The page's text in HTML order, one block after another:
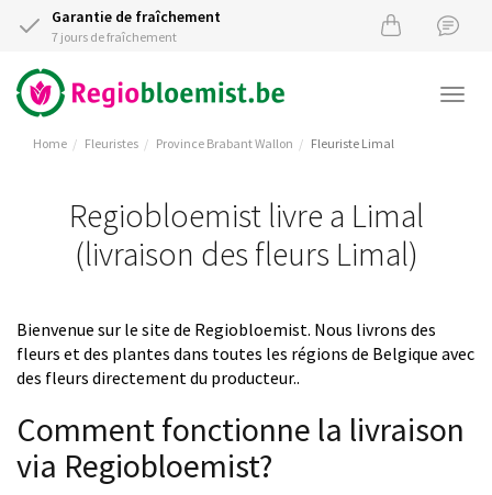
Garantie de fraîchement
7 jours de fraîchement
Home Fleuristes Province Brabant Wallon Fleuriste Limal
Regiobloemist livre a Limal
(livraison des fleurs Limal)
Bienvenue sur le site de Regiobloemist. Nous livrons des
fleurs et des plantes dans toutes les régions de Belgique avec
des fleurs directement du producteur..
Comment fonctionne la livraison
via Regiobloemist?